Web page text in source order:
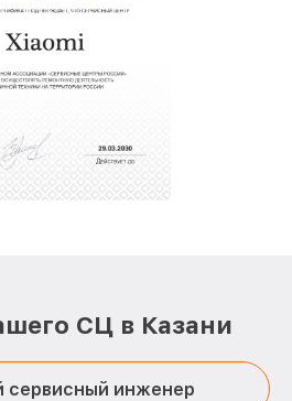
СЦ в Казани
сервисный инженер